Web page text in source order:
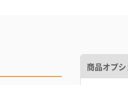
商品オプシ